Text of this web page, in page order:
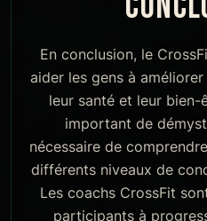
En conclusion, le
aider les gens à
leur santé et leur bien-
important de
nécessaire de
différents niveaux de
Les coachs CrossFit
participants à